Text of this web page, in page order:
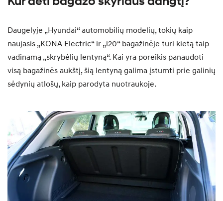
Daugelyje „Hyundai“ automobilių modelių, tokių kaip
naujasis „KONA Electric“ ir „i20“ bagažinėje turi kietą taip
vadinamą „skrybėlių lentyną“. Kai yra poreikis panaudoti
visą bagažinės aukštį, šią lentyną galima įstumti prie galinių
sėdynių atlošų, kaip parodyta nuotraukoje.